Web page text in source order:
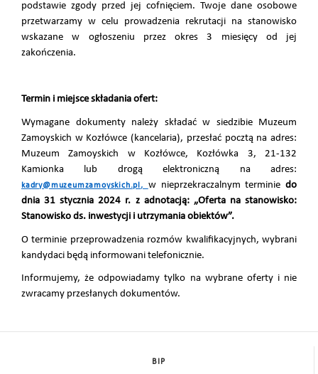
podstawie zgody przed jej cofnięciem. Twoje dane osobowe
przetwarzamy w celu prowadzenia rekrutacji na stanowisko
wskazane w ogłoszeniu przez okres 3 miesięcy od jej
zakończenia.
Termin i miejsce składania ofert:
Wymagane dokumenty należy składać w siedzibie Muzeum
Zamoyskich w Kozłówce (kancelaria), przesłać pocztą na adres:
Muzeum Zamoyskich w Kozłówce, Kozłówka 3, 21-132
Kamionka lub drogą elektroniczną na adres:
kadry@muzeumzamoyskich.pl , w nieprzekraczalnym terminie do
dnia 31 stycznia 2024 r. z adnotacją: „Oferta na stanowisko:
Stanowisko ds. inwestycji i utrzymania obiektów”.
O terminie przeprowadzenia rozmów kwalifikacyjnych, wybrani
kandydaci będą informowani telefonicznie.
Informujemy, że odpowiadamy tylko na wybrane oferty i nie
zwracamy przesłanych dokumentów.
BIP